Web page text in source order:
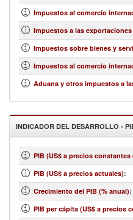
Impuestos al comercio
Impuestos a las
Impuestos sobre bienes y
Impuestos al comercio
Aduana y otros impuestos a
INDICADOR DEL DESARROLLO -
PIB (US$ a precios constantes
PIB (US$ a precios actuales):
Crecimiento del PIB (% anual):
PIB per cápita (US$ a precios